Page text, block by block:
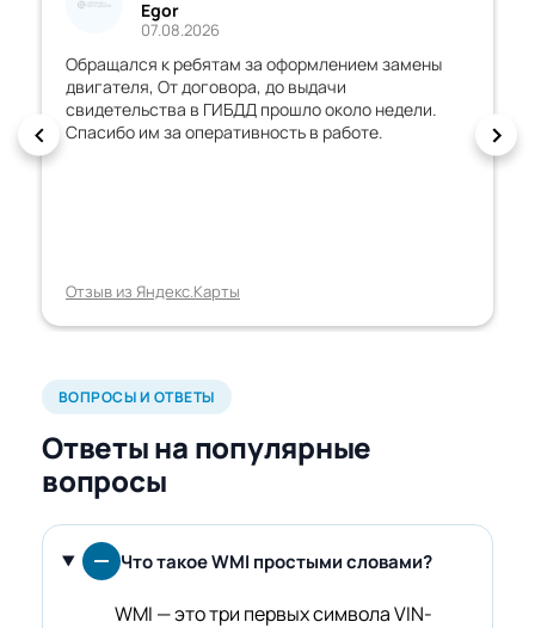
Egor
07.08.2026
Обращался к ребятам за оформлением замены
двигателя, От договора, до выдачи
свидетельства в ГИБДД прошло около недели.
Спасибо им за оперативность в работе.
Отзыв из Яндекс.Карты
ВОПРОСЫ И ОТВЕТЫ
Ответы на популярные
вопросы
Что такое WMI простыми словами?
WMI — это три первых символа VIN-